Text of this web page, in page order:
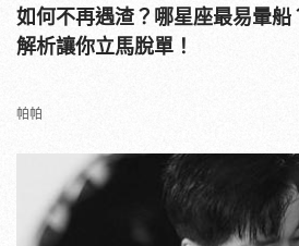
如何不再遇渣？哪星座最易暈船
解析讓你立馬脫單！
帕帕